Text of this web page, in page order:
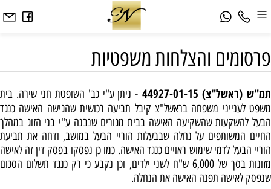
פרסומים והצלחות משפטיות
תמ"ש (ראשל"צ) 44927-01-15
- ניתן ע"י כב' השופטת חני שירה. בית
משפט לענייני משפחה בראשל"צ קיבל תביעה רכושית שהגישה האישה כנגד
הבעל להשקעות שהשקיעה האישה בבית מגורים שנבנה ע"י בני הזוג במהלך
החיים המשותפים על נחלה שבבעלות הוריי הבעל במושב, ודחה את תביעת
הוריי הבעל לדמי שימוש ראויים כנגד האישה. כמו כן נפסקו בפסק דין זה לאישה
מזונות בסך של 6,000 ש"ח לשני ילדים, וכן נקבע כי רק כנגד תשלום הסכום
שנפסק לאישה תפנה האישה את הנחלה.